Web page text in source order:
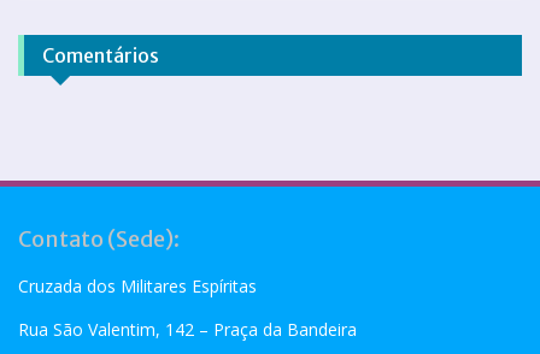
Comentários
Contato (Sede):
Cruzada dos Militares Espíritas
Rua São Valentim, 142 – Praça da Bandeira